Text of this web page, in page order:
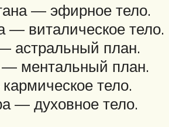
— эфирное тело.
— виталическое тело.
астральный план.
ментальный план.
тело.
— духовное тело.